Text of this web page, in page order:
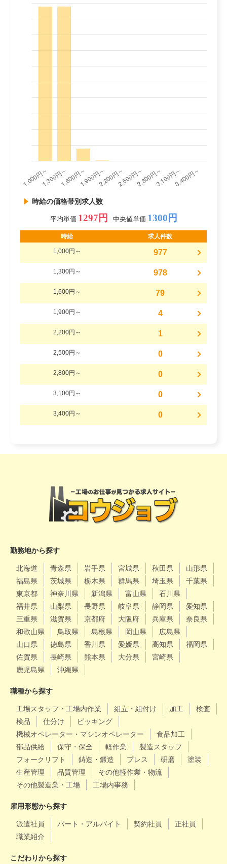
時給の価格帯別求人数
平均単価 1297円 中央値単価 1300円
時給 求人件数
1,000円～ 977
1,300円～ 978
1,600円～ 79
1,900円～ 4
2,200円～ 1
2,500円～ 0
2,800円～ 0
3,100円～ 0
3,400円～ 0
勤務地から探す
北海道 青森県 岩手県 宮城県 秋田県
山形県
福島県
茨城県 栃木県 群馬県 埼玉県
千葉県
東京都
神奈川県 新潟県 富山県
石川県
福井県
山梨県 長野県 岐阜県 静岡県
愛知県
三重県
滋賀県 京都府 大阪府 兵庫県
奈良県
和歌山県
鳥取県 島根県 岡山県
広島県
山口県
徳島県 香川県 愛媛県 高知県
福岡県
佐賀県
長崎県 熊本県 大分県
宮崎県
鹿児島県
沖縄県
職種から探す
工場スタッフ・工場内作業 組立・組付け 加工
検査
検品
仕分け
ピッキング
機械オペレーター・マシンオペレーター
食品加工
部品供給
保守・保全 軽作業
製造スタッフ
フォークリフト
鋳造・鍛造 プレス 研磨
塗装
生産管理
品質管理
その他軽作業・物流
その他製造業・工場
工場内事務
雇用形態から探す
派遣社員 パート・アルバイト 契約社員
正社員
職業紹介
こだわりから探す